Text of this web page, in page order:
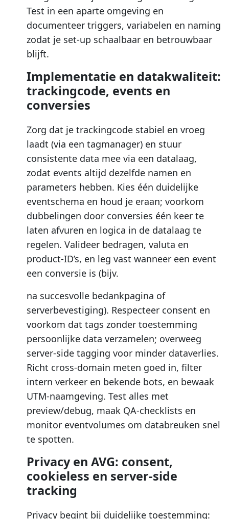
Test in een aparte omgeving en
documenteer triggers, variabelen en naming
zodat je set-up schaalbaar en betrouwbaar
blijft.
Implementatie en datakwaliteit:
trackingcode, events en
conversies
Zorg dat je trackingcode stabiel en vroeg
laadt (via een tagmanager) en stuur
consistente data mee via een datalaag,
zodat events altijd dezelfde namen en
parameters hebben. Kies één duidelijke
eventschema en houd je eraan; voorkom
dubbelingen door conversies één keer te
laten afvuren en logica in de datalaag te
regelen. Valideer bedragen, valuta en
product-ID’s, en leg vast wanneer een event
een conversie is (bijv.
na succesvolle bedankpagina of
serverbevestiging). Respecteer consent en
voorkom dat tags zonder toestemming
persoonlijke data verzamelen; overweeg
server-side tagging voor minder dataverlies.
Richt cross-domain meten goed in, filter
intern verkeer en bekende bots, en bewaak
UTM-naamgeving. Test alles met
preview/debug, maak QA-checklists en
monitor eventvolumes om databreuken snel
te spotten.
Privacy en AVG: consent,
cookieless en server-side
tracking
Privacy begint bij duidelijke toestemming: